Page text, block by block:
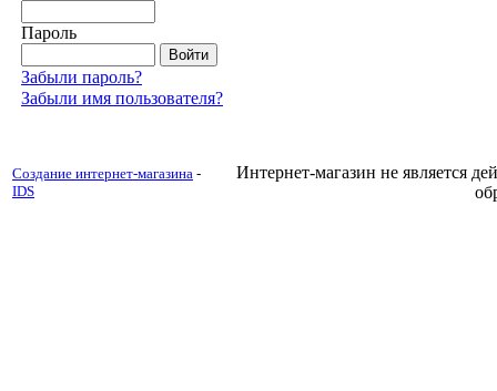
Пароль
Забыли пароль?
Забыли имя пользователя?
Создание интернет-магазина -
IDS
Интернет-магазин не является